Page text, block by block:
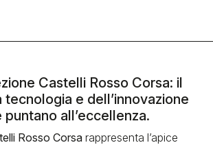
Castelli Rosso Corsa: il
tecnologia e dell’innovazione
all’eccellenza.
Rosso Corsarappresenta l’apice